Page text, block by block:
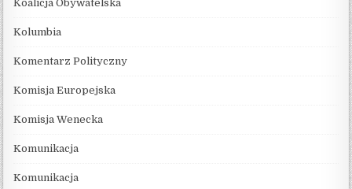
Koalicja Obywatelska
Kolumbia
Komentarz Polityczny
Komisja Europejska
Komisja Wenecka
Komunikacja
Komunikacja